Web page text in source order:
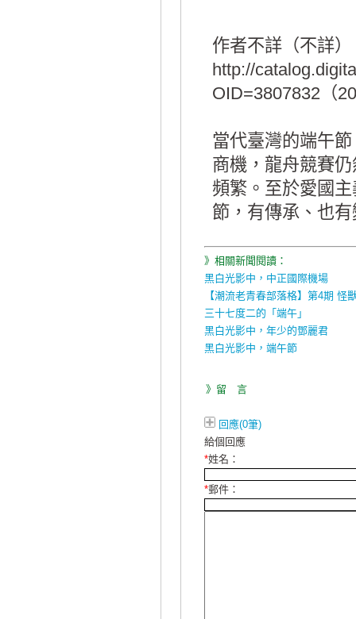
作者不詳（不詳
http://
OID=3807832（
當代臺灣的端午
商機，龍舟競賽
頻繁。至於愛國
節，有傳承、也
》相關新聞閱讀：
黑白光影中，中正國際機場
【潮流老青春部落格】第4期 怪
三十七度二的「端午」
黑白光影中，年少的鄧麗君
黑白光影中，端午節
》留 言
回應(0筆)
給個回應
*姓名：
*郵件：